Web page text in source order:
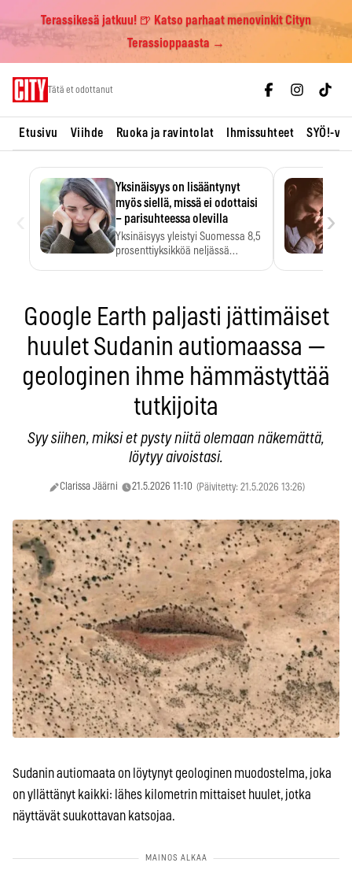
Terassikesä jatkuu! 🍺 Katso parhaat menovinkit Cityn
Terassioppaasta →
Tätä et odottanut
Etusivu Viihde Ruoka ja ravintolat Ihmissuhteet SYÖ!-
Yksinäisyys on lisääntynyt
myös siellä, missä ei odottaisi
– parisuhteessa olevilla
Yksinäisyys yleistyi Suomessa 8,5
prosenttiyksikköä neljässä
›
Google Earth paljasti jättimäiset
huulet Sudanin autiomaassa —
geologinen ihme hämmästyttää
tutkijoita
Syy siihen, miksi et pysty niitä olemaan näkemättä,
löytyy aivoistasi.
Clarissa Jäärni 21.5.2026 11:10 (Päivitetty: 21.5.2026 13:26)
Sudanin autiomaata on löytynyt geologinen muodostelma, joka
on yllättänyt kaikki: lähes kilometrin mittaiset huulet, jotka
näyttävät suukottavan katsojaa.